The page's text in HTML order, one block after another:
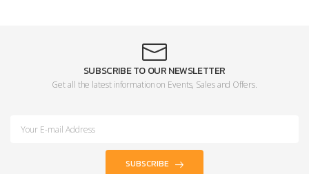
SUBSCRIBE TO OUR NEWSLETTER
Get all the latest information on Events, Sales and Offers.
SUBSCRIBE